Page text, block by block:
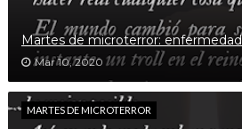
Martes de microterror:
Mar 10, 2020
MARTES DE MICROTERROR